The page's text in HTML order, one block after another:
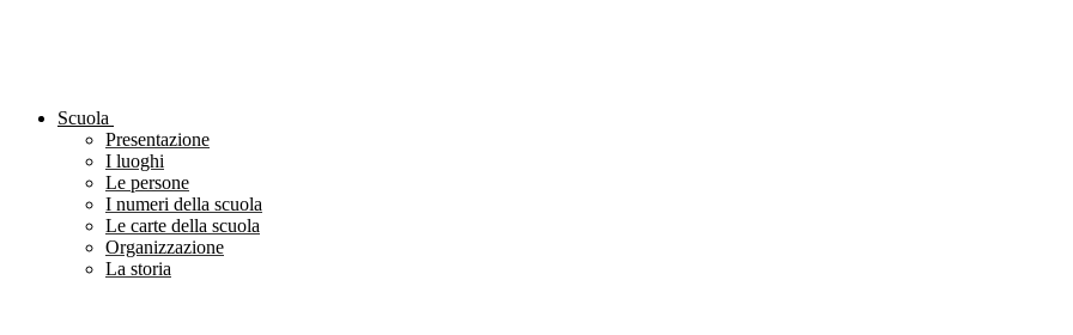
Scuola
Presentazione
I luoghi
Le persone
I numeri della scuola
Le carte della scuola
Organizzazione
La storia